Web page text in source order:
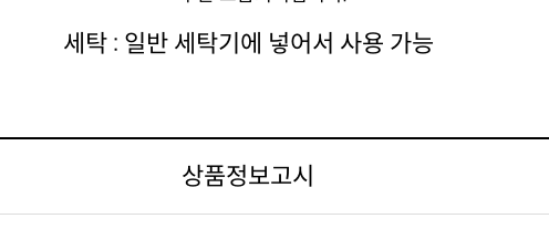
세탁: 일반 세탁기에 넣어서 사용 가능
상품정보고시